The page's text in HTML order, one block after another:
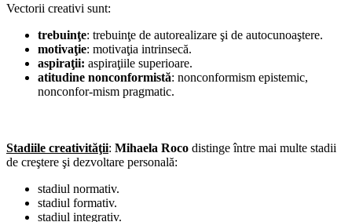
Vectorii creativi sunt:
trebuinţe: trebuinţe de autorealizare şi de autocunoaştere.
motivaţie: motivaţia intrinsecă.
aspiraţii: aspiraţiile superioare.
atitudine nonconformistă: nonconformism epistemic,
nonconfor-mism pragmatic.
Stadiile creativităţii: Mihaela Roco distinge între mai multe stadii
de creştere şi dezvoltare personală:
stadiul normativ.
stadiul formativ.
stadiul integrativ.